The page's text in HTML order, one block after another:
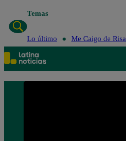
Temas
Lo último Me Caigo de Risa